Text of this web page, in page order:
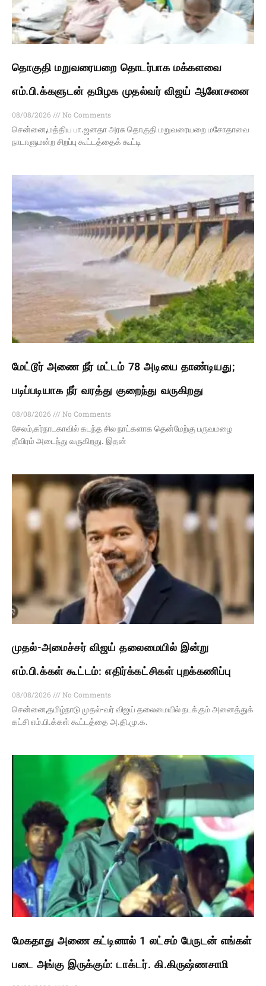
தொகுதி மறுவரையறை தொடர்பாக மக்களவை
எம்.பி.க்களுடன் தமிழக முதல்வர் விஜய் ஆலோசனை
08/08/2026
No Comments
சென்னை,மத்திய பா.ஜனதா அரசு தொகுதி மறுவரையறை மசோதாவை
நாடாளுமன்ற சிறப்பு கூட்டத்தைக் கூட்டி
மேட்டூர் அணை நீர் மட்டம் 78 அடியை தாண்டியது;
படிப்படியாக நீர் வரத்து குறைந்து வருகிறது
08/08/2026
No Comments
சேலம்,கர்நாடகாவில் கடந்த சில நாட்களாக தென்மேற்கு பருவமழை
தீவிரம் அடைந்து வருகிறது. இதன்
முதல்-அமைச்சர் விஜய் தலைமையில் இன்று
எம்.பி.க்கள் கூட்டம்: எதிர்க்கட்சிகள் புறக்கணிப்பு
08/08/2026
No Comments
சென்னை,தமிழ்நாடு முதல்-வர் விஜய் தலைமையில் நடக்கும் அனைத்துக்
கட்சி எம்.பி.க்கள் கூட்டத்தை அ.தி.மு.க.
மேகதாது அணை கட்டினால் 1 லட்சம் பேருடன் எங்கள்
படை அங்கு இருக்கும்: டாக்டர். கி.கிருஷ்ணசாமி